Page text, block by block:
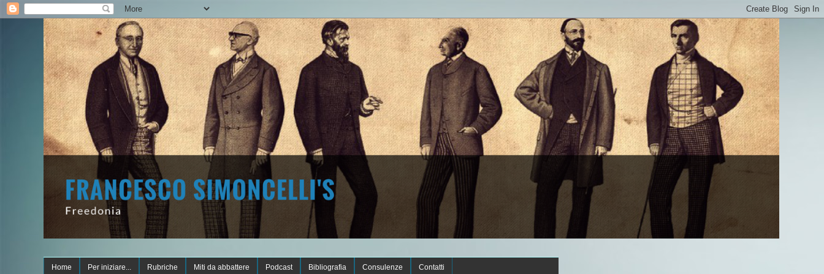
Home Per iniziare... Rubriche Miti da abbattere Podcast Bibliografia Consulenze Contatti